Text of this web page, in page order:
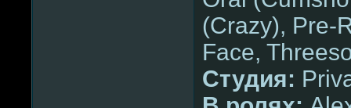
(Crazy), Pre-
Face,
Cтудия: